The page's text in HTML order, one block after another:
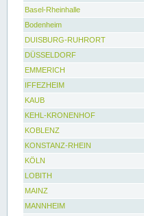
Basel-Rheinhalle
Bodenheim
DUISBURG-RUHRORT
DÜSSELDORF
EMMERICH
IFFEZHEIM
KAUB
KEHL-KRONENHOF
KOBLENZ
KONSTANZ-RHEIN
KÖLN
LOBITH
MAINZ
MANNHEIM